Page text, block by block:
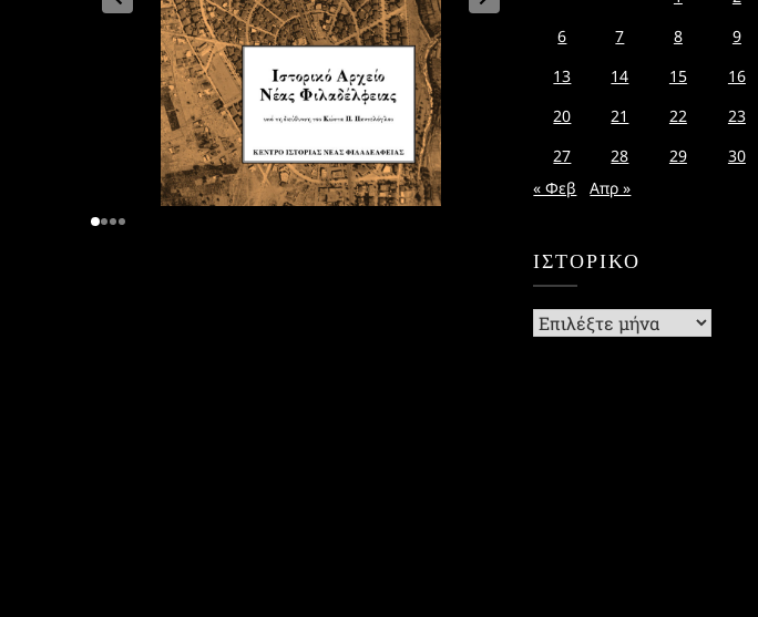
6
7 8 9
13
14 15 16
20
21 22 23
27
28 29 30
« Φεβ
Απρ »
ΙΣΤΟΡΙΚΌ
Ιστορικό